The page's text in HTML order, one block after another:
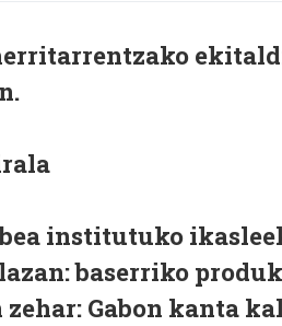
institutuko
baserriko
Gabon kanta